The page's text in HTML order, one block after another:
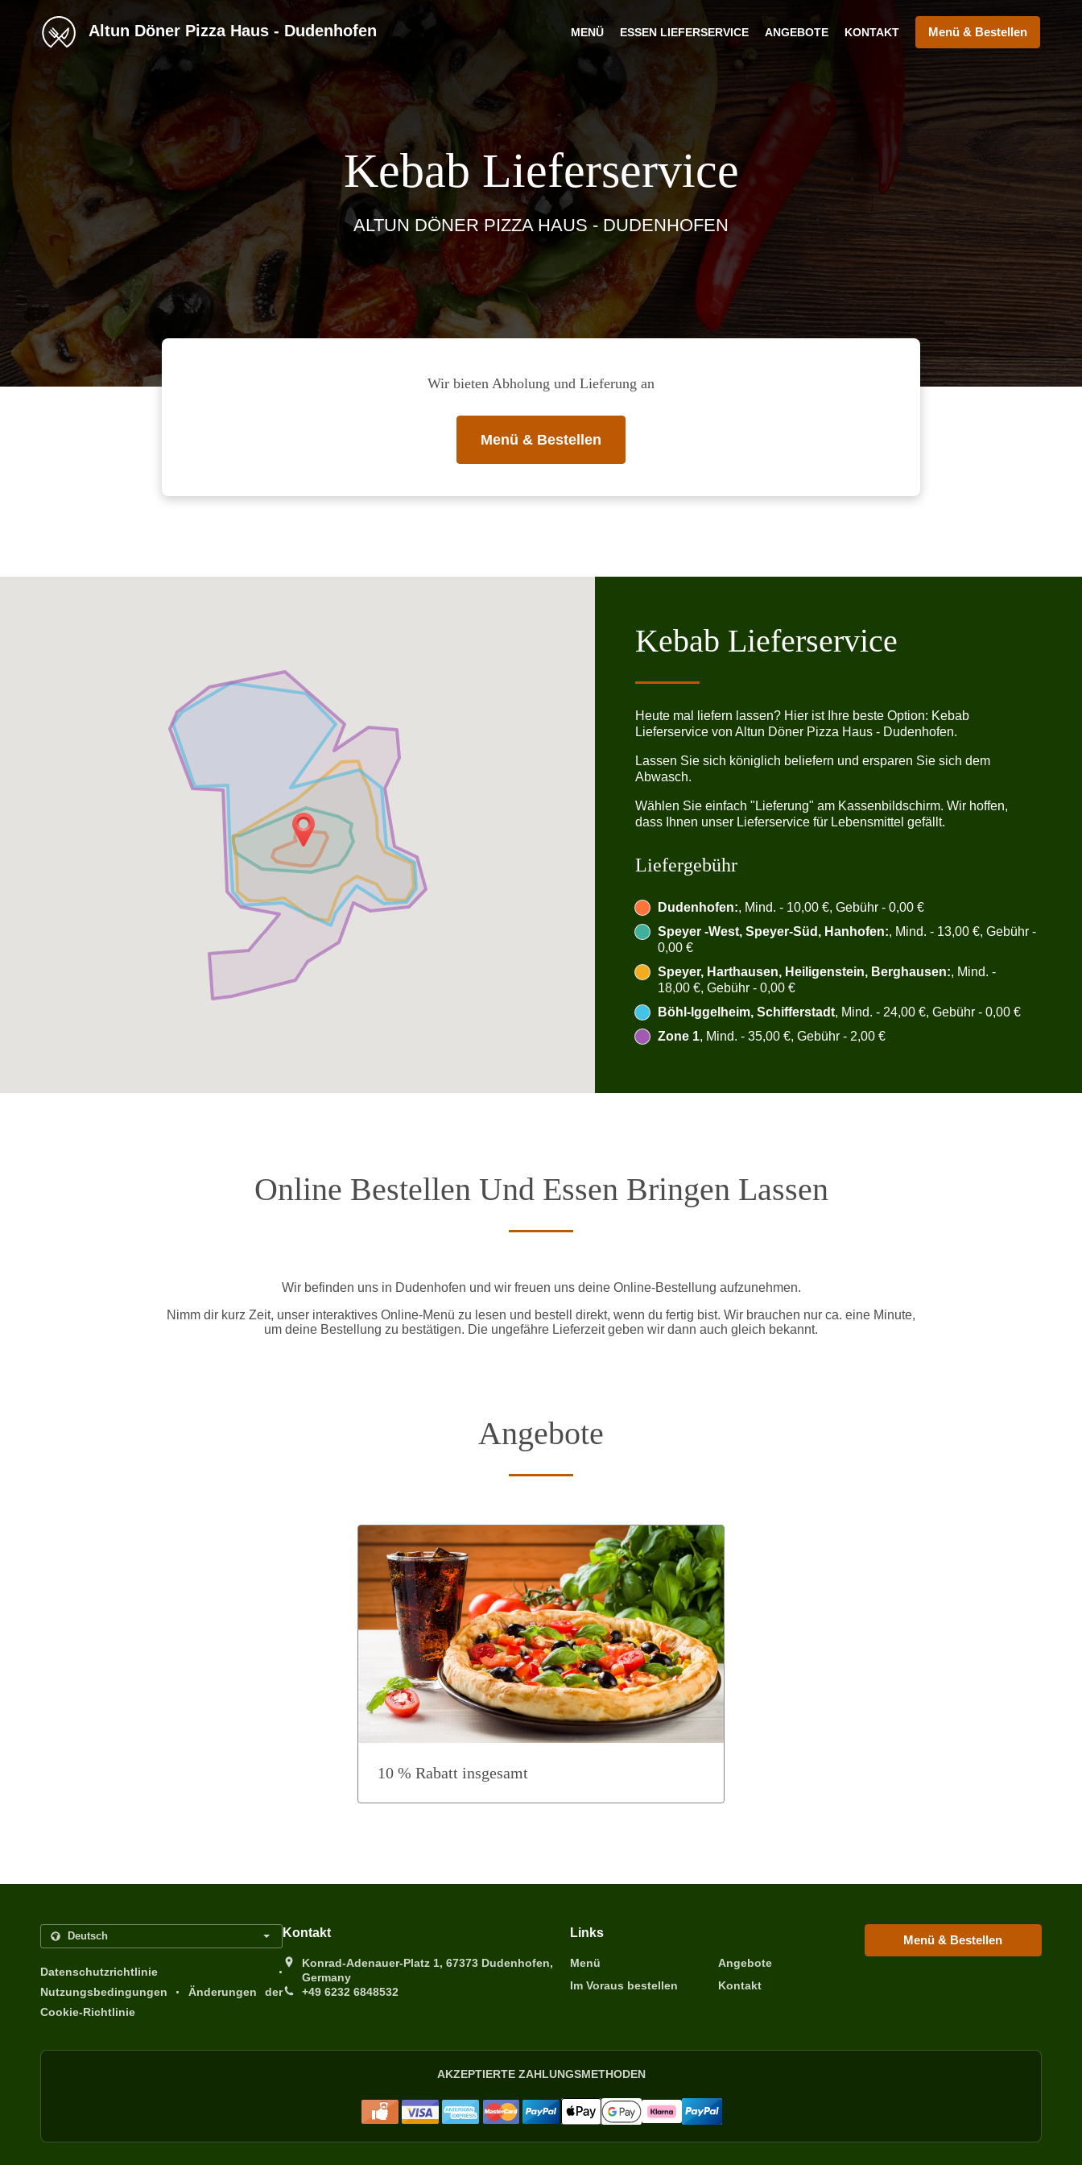
Altun Döner Pizza Haus - Dudenhofen MENÜ ESSEN LIEFERSERVICE ANGEBOTE KONTAKT Menü & Bestellen
Kebab Lieferservice
ALTUN DÖNER PIZZA HAUS - DUDENHOFEN
Wir bieten Abholung und Lieferung an
Menü & Bestellen
Kebab Lieferservice
Heute mal liefern lassen? Hier ist Ihre beste Option: Kebab
Lieferservice von Altun Döner Pizza Haus - Dudenhofen.
Lassen Sie sich königlich beliefern und ersparen Sie sich dem
Abwasch.
Wählen Sie einfach "Lieferung" am Kassenbildschirm. Wir hoffen,
dass Ihnen unser Lieferservice für Lebensmittel gefällt.
Liefergebühr
Dudenhofen:, Mind. - 10,00 €, Gebühr - 0,00 €
Speyer -West, Speyer-Süd, Hanhofen:, Mind. - 13,00 €, Gebühr -
0,00 €
Speyer, Harthausen, Heiligenstein, Berghausen:, Mind. -
18,00 €, Gebühr - 0,00 €
Böhl-Iggelheim, Schifferstadt, Mind. - 24,00 €, Gebühr - 0,00 €
Zone 1, Mind. - 35,00 €, Gebühr - 2,00 €
Online Bestellen Und Essen Bringen Lassen
Wir befinden uns in Dudenhofen und wir freuen uns deine Online-Bestellung aufzunehmen.
Nimm dir kurz Zeit, unser interaktives Online-Menü zu lesen und bestell direkt, wenn du fertig bist. Wir brauchen nur ca. eine Minute,
um deine Bestellung zu bestätigen. Die ungefähre Lieferzeit geben wir dann auch gleich bekannt.
Angebote
10 % Rabatt insgesamt
Datenschutzrichtlinie .
Nutzungsbedingungen .
Änderungen der
Cookie-Richtlinie
Kontakt
Konrad-Adenauer-Platz 1, 67373 Dudenhofen,
Germany
+49 6232 6848532
Links
Menü
Angebote
Im Voraus bestellen
Kontakt
Menü & Bestellen
AKZEPTIERTE ZAHLUNGSMETHODEN